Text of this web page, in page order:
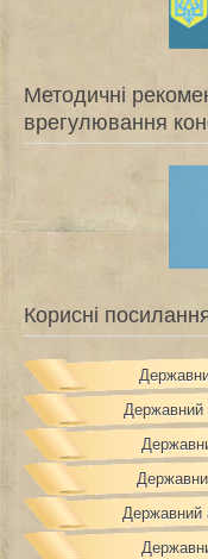
Методичні
врегулювання
Корисні
Державний
Державний